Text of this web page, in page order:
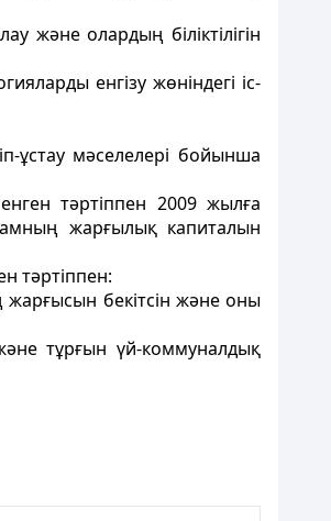
олардың біліктілігін
енгізу жөніндегі іс-
ұстау мәселелері бойынша
тәртіппен 2009 жылға
жарғылық капиталын
тәртіппен:
жарғысын бекітсін және оны
тұрғын үй-коммуналдық